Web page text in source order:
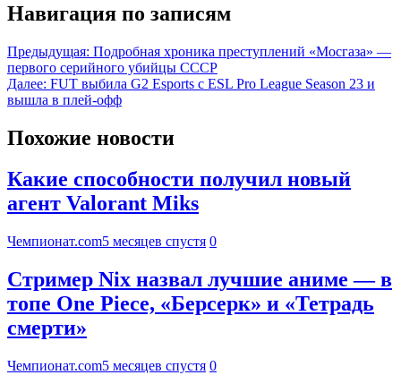
Навигация по записям
Предыдущая: Подробная хроника преступлений «Мосгаза» —
первого серийного убийцы СССР
Далее: FUT выбила G2 Esports с ESL Pro League Season 23 и
вышла в плей-офф
Похожие новости
Какие способности получил новый
агент Valorant Miks
Чемпионат.com5 месяцев спустя 0
Стример Nix назвал лучшие аниме — в
топе One Piece, «Берсерк» и «Тетрадь
смерти»
Чемпионат.com5 месяцев спустя 0